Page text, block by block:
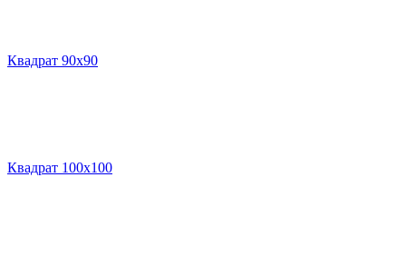
Квадрат 90х90
Квадрат 100х100